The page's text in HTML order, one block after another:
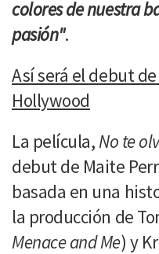
colores de nuestra
pasión".
Así será el debut
Hollywood
La película, No te
debut de Maite
basada en una
la producción de
Menace and Me) y